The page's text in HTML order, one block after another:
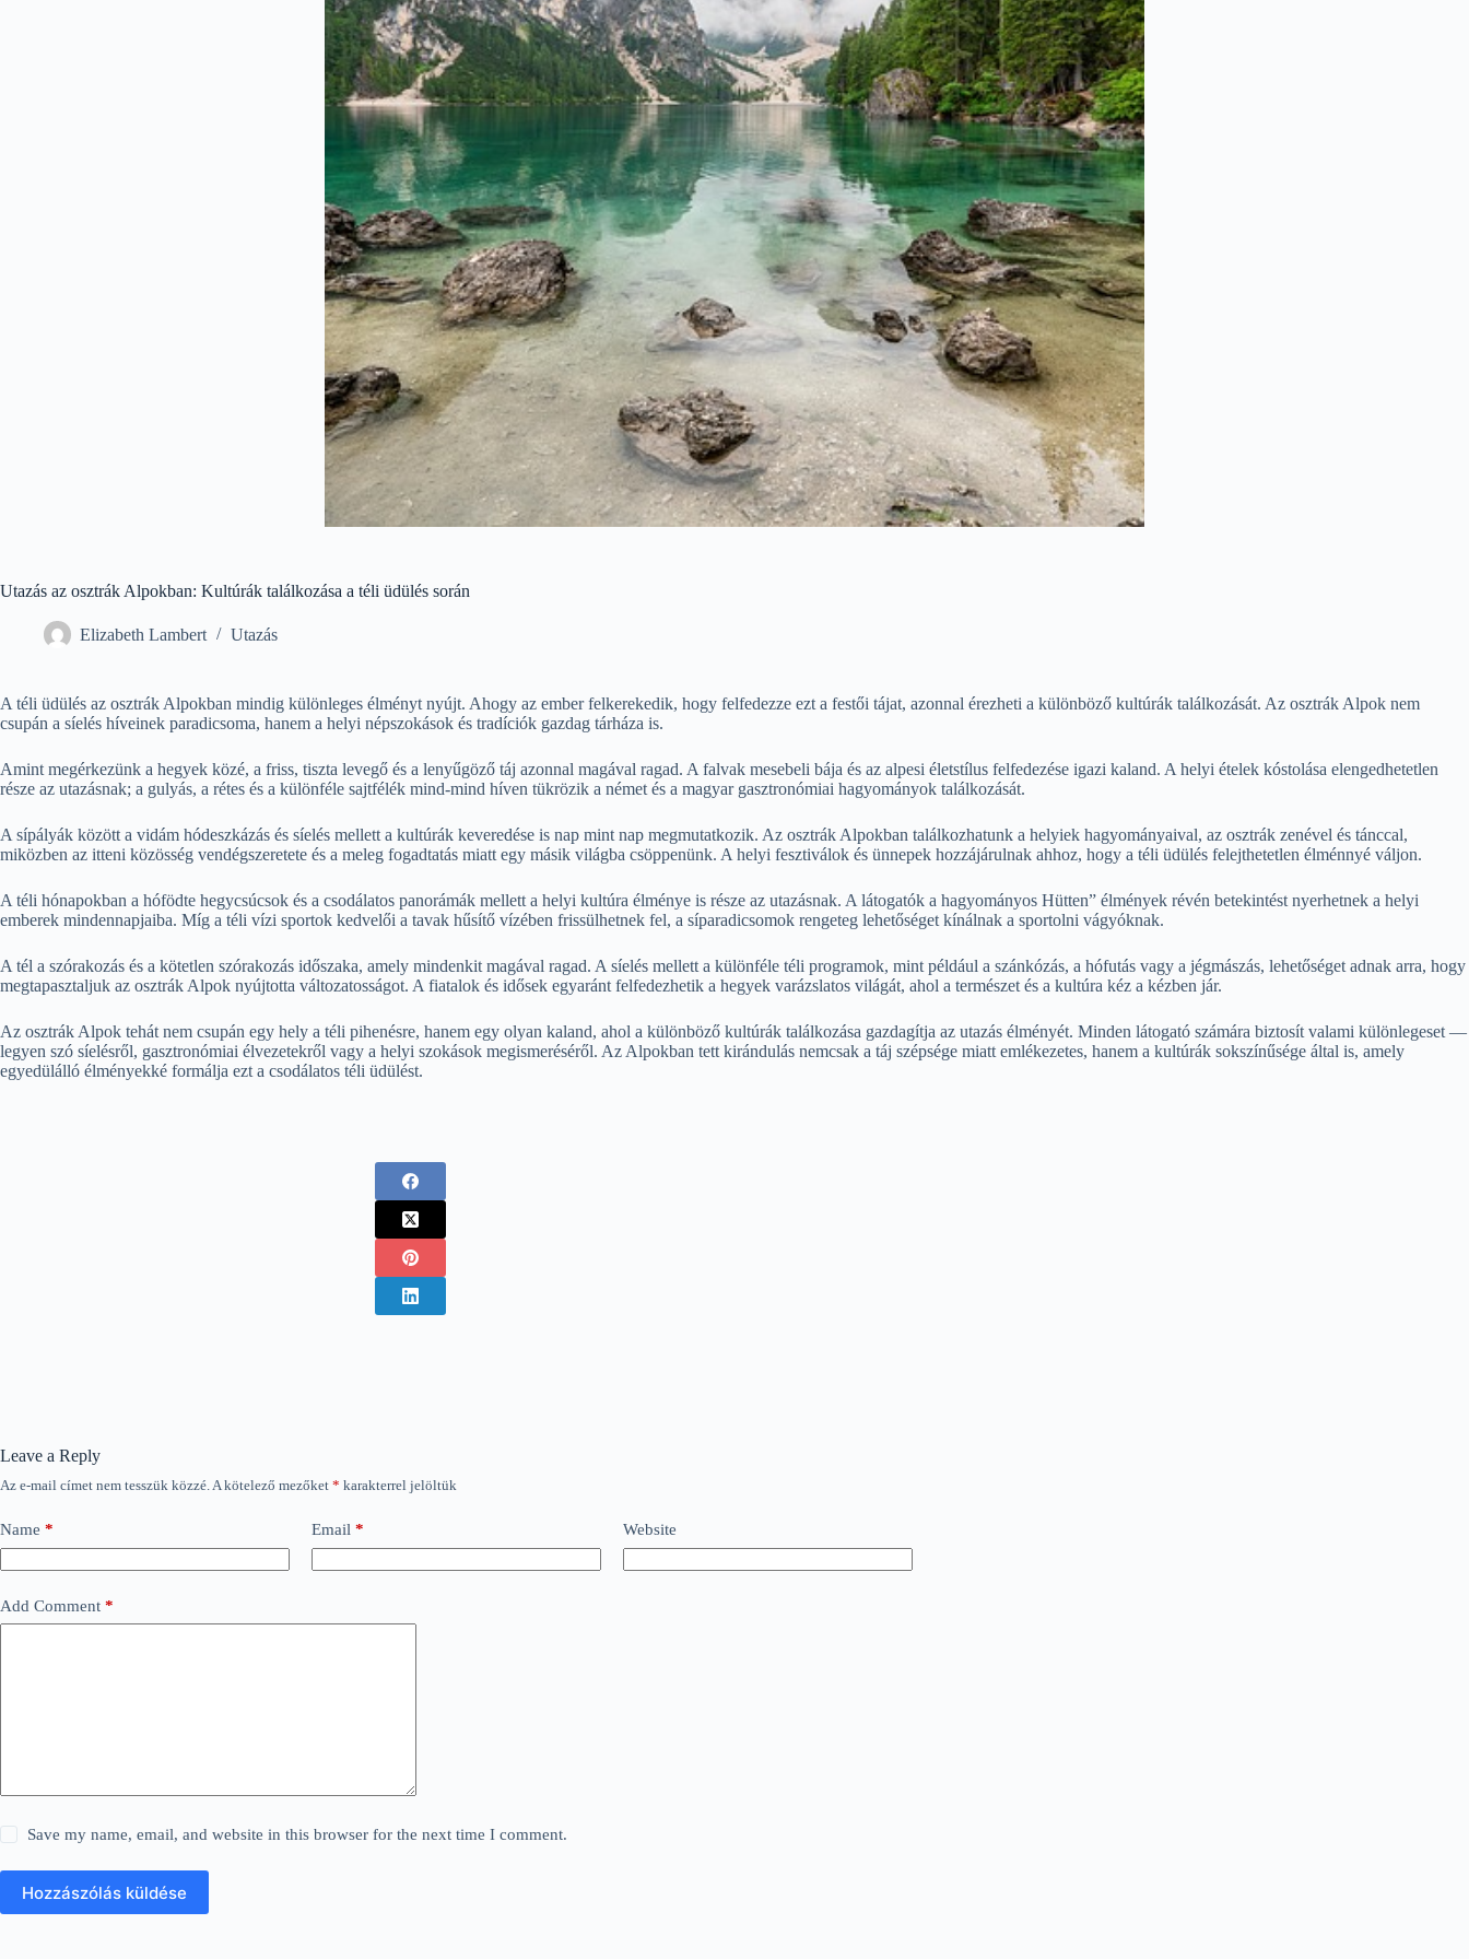
Utazás az osztrák Alpokban: Kultúrák találkozása a téli üdülés során
Elizabeth Lambert Utazás
A téli üdülés az osztrák Alpokban mindig különleges élményt nyújt. Ahogy az ember felkerekedik, hogy felfedezze ezt a festői tájat, azonnal érezheti a különböző kultúrák találkozását. Az osztrák Alpok nem
csupán a síelés híveinek paradicsoma, hanem a helyi népszokások és tradíciók gazdag tárháza is.
Amint megérkezünk a hegyek közé, a friss, tiszta levegő és a lenyűgöző táj azonnal magával ragad. A falvak mesebeli bája és az alpesi életstílus felfedezése igazi kaland. A helyi ételek kóstolása elengedhetetlen
része az utazásnak; a gulyás, a rétes és a különféle sajtfélék mind-mind híven tükrözik a német és a magyar gasztronómiai hagyományok találkozását.
A sípályák között a vidám hódeszkázás és síelés mellett a kultúrák keveredése is nap mint nap megmutatkozik. Az osztrák Alpokban találkozhatunk a helyiek hagyományaival, az osztrák zenével és tánccal,
miközben az itteni közösség vendégszeretete és a meleg fogadtatás miatt egy másik világba csöppenünk. A helyi fesztiválok és ünnepek hozzájárulnak ahhoz, hogy a téli üdülés felejthetetlen élménnyé váljon.
A téli hónapokban a hófödte hegycsúcsok és a csodálatos panorámák mellett a helyi kultúra élménye is része az utazásnak. A látogatók a hagyományos Hütten” élmények révén betekintést nyerhetnek a helyi
emberek mindennapjaiba. Míg a téli vízi sportok kedvelői a tavak hűsítő vízében frissülhetnek fel, a síparadicsomok rengeteg lehetőséget kínálnak a sportolni vágyóknak.
A tél a szórakozás és a kötetlen szórakozás időszaka, amely mindenkit magával ragad. A síelés mellett a különféle téli programok, mint például a szánkózás, a hófutás vagy a jégmászás, lehetőséget adnak arra, hogy
megtapasztaljuk az osztrák Alpok nyújtotta változatosságot. A fiatalok és idősek egyaránt felfedezhetik a hegyek varázslatos világát, ahol a természet és a kultúra kéz a kézben jár.
Az osztrák Alpok tehát nem csupán egy hely a téli pihenésre, hanem egy olyan kaland, ahol a különböző kultúrák találkozása gazdagítja az utazás élményét. Minden látogató számára biztosít valami különlegeset —
legyen szó síelésről, gasztronómiai élvezetekről vagy a helyi szokások megismeréséről. Az Alpokban tett kirándulás nemcsak a táj szépsége miatt emlékezetes, hanem a kultúrák sokszínűsége által is, amely
egyedülálló élményekké formálja ezt a csodálatos téli üdülést.
Leave a Reply
Az e-mail címet nem tesszük közzé.A kötelező mezőket * karakterrel jelöltük
Name * Email * Website
Add Comment *
Save my name, email, and website in this browser for the next time I comment.
Hozzászólás küldése